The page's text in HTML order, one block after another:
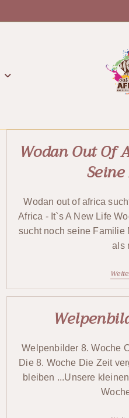
Wodan Out Of
Wodan out of africa
Africa - It`s A New Life
sucht noch seine Familie
als
Welpenbilder 8. Woche
Die 8. Woche Die Zeit
bleiben ...Unsere